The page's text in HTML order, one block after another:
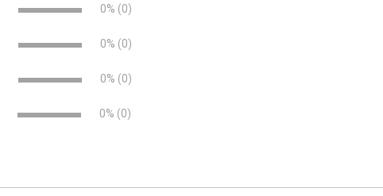
0% (0)
0% (0)
0% (0)
0% (0)